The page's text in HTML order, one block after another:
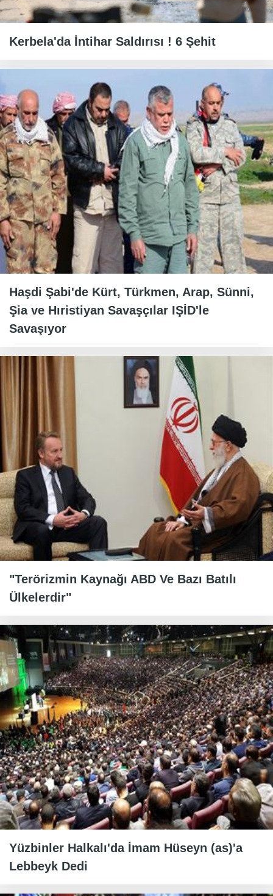
Kerbela'da İntihar Saldırısı ! 6 Şehit
Haşdi Şabi'de Kürt, Türkmen, Arap, Sünni,
Şia ve Hıristiyan Savaşçılar IŞİD'le
Savaşıyor
"Terörizmin Kaynağı ABD Ve Bazı Batılı
Ülkelerdir"
Yüzbinler Halkalı'da İmam Hüseyn (as)'a
Lebbeyk Dedi